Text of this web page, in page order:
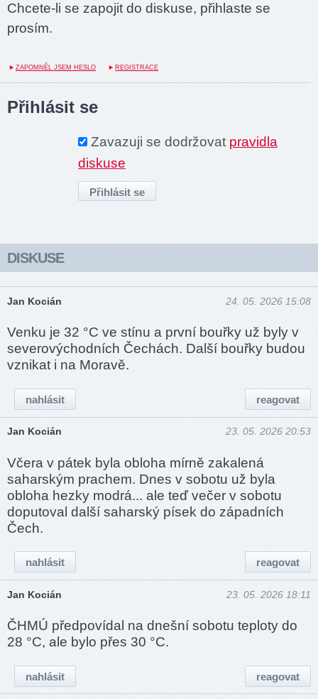
Chcete-li se zapojit do diskuse, přihlaste se
prosím.
ZAPOMNĚL JSEM HESLO REGISTRACE
Přihlásit se
Zavazuji se dodržovat pravidla
diskuse
DISKUSE
Jan Kocián 24. 05. 2026 15:08
Venku je 32 °C ve stínu a první bouřky už byly v
severovýchodních Čechách. Další bouřky budou
vznikat i na Moravě.
reagovat
nahlásit
Jan Kocián 23. 05. 2026 20:53
Včera v pátek byla obloha mírně zakalená
saharským prachem. Dnes v sobotu už byla
obloha hezky modrá... ale teď večer v sobotu
doputoval další saharský písek do západních
Čech.
reagovat
nahlásit
Jan Kocián 23. 05. 2026 18:11
ČHMÚ předpovídal na dnešní sobotu teploty do
28 °C, ale bylo přes 30 °C.
reagovat
nahlásit